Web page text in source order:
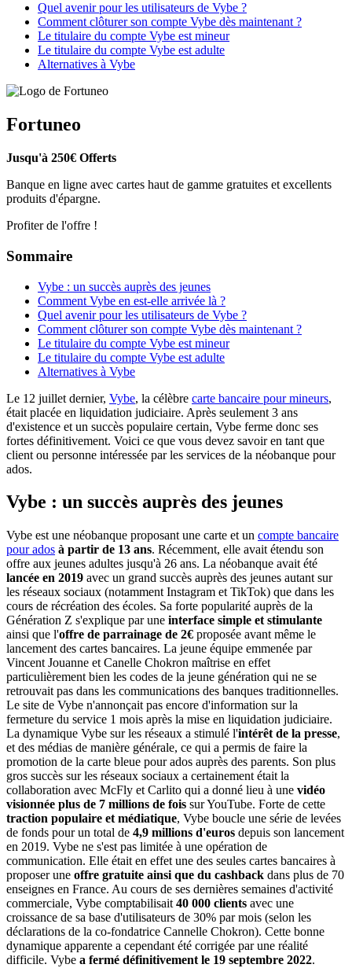
Quel avenir pour les utilisateurs de Vybe ?
Comment clôturer son compte Vybe dès maintenant ?
Le titulaire du compte Vybe est mineur
Le titulaire du compte Vybe est adulte
Alternatives à Vybe
Fortuneo
Jusqu'à 250€ Offerts
Banque en ligne avec cartes haut de gamme gratuites et excellents
produits d'épargne.
Profiter de l'offre !
Sommaire
Vybe : un succès auprès des jeunes
Comment Vybe en est-elle arrivée là ?
Quel avenir pour les utilisateurs de Vybe ?
Comment clôturer son compte Vybe dès maintenant ?
Le titulaire du compte Vybe est mineur
Le titulaire du compte Vybe est adulte
Alternatives à Vybe
Le 12 juillet dernier, Vybe, la célèbre carte bancaire pour mineurs,
était placée en liquidation judiciaire. Après seulement 3 ans
d'existence et un succès populaire certain, Vybe ferme donc ses
fortes définitivement. Voici ce que vous devez savoir en tant que
client ou personne intéressée par les services de la néobanque pour
ados.
Vybe : un succès auprès des jeunes
Vybe est une néobanque proposant une carte et un compte bancaire
pour ados à partir de 13 ans. Récemment, elle avait étendu son
offre aux jeunes adultes jusqu'à 26 ans. La néobanque avait été
lancée en 2019 avec un grand succès auprès des jeunes autant sur
les réseaux sociaux (notamment Instagram et TikTok) que dans les
cours de récréation des écoles. Sa forte popularité auprès de la
Génération Z s'explique par une interface simple et stimulante
ainsi que l'offre de parrainage de 2€ proposée avant même le
lancement des cartes bancaires. La jeune équipe emmenée par
Vincent Jouanne et Canelle Chokron maîtrise en effet
particulièrement bien les codes de la jeune génération qui ne se
retrouvait pas dans les communications des banques traditionnelles.
Le site de Vybe n'annonçait pas encore d'information sur la
fermeture du service 1 mois après la mise en liquidation judiciaire.
La dynamique Vybe sur les réseaux a stimulé l'intérêt de la presse,
et des médias de manière générale, ce qui a permis de faire la
promotion de la carte bleue pour ados auprès des parents. Son plus
gros succès sur les réseaux sociaux a certainement était la
collaboration avec McFly et Carlito qui a donné lieu à une vidéo
visionnée plus de 7 millions de fois sur YouTube. Forte de cette
traction populaire et médiatique, Vybe boucle une série de levées
de fonds pour un total de 4,9 millions d'euros depuis son lancement
en 2019. Vybe ne s'est pas limitée à une opération de
communication. Elle était en effet une des seules cartes bancaires à
proposer une offre gratuite ainsi que du cashback dans plus de 70
enseignes en France. Au cours de ses dernières semaines d'activité
commerciale, Vybe comptabilisait 40 000 clients avec une
croissance de sa base d'utilisateurs de 30% par mois (selon les
déclarations de la co-fondatrice Cannelle Chokron). Cette bonne
dynamique apparente a cependant été corrigée par une réalité
difficile. Vybe a fermé définitivement le 19 septembre 2022.